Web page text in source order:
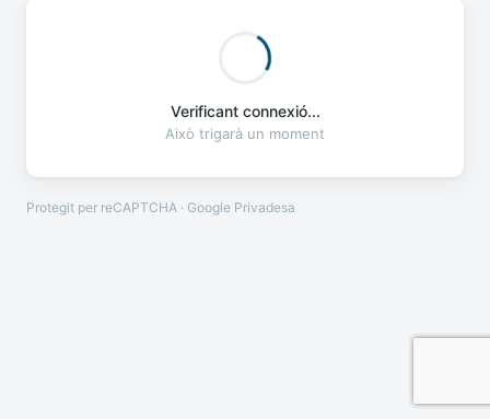
Verificant connexió...
Això trigarà un moment
Protegit per reCAPTCHA · Google Privadesa